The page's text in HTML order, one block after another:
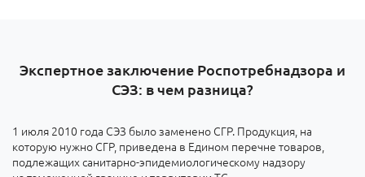
Экспертное заключение Роспотребнадзора и
СЭЗ: в чем разница?
1 июля 2010 года СЭЗ было заменено СГР. Продукция, на
которую нужно СГР, приведена в Едином перечне товаров,
подлежащих санитарно-эпидемиологическому надзору